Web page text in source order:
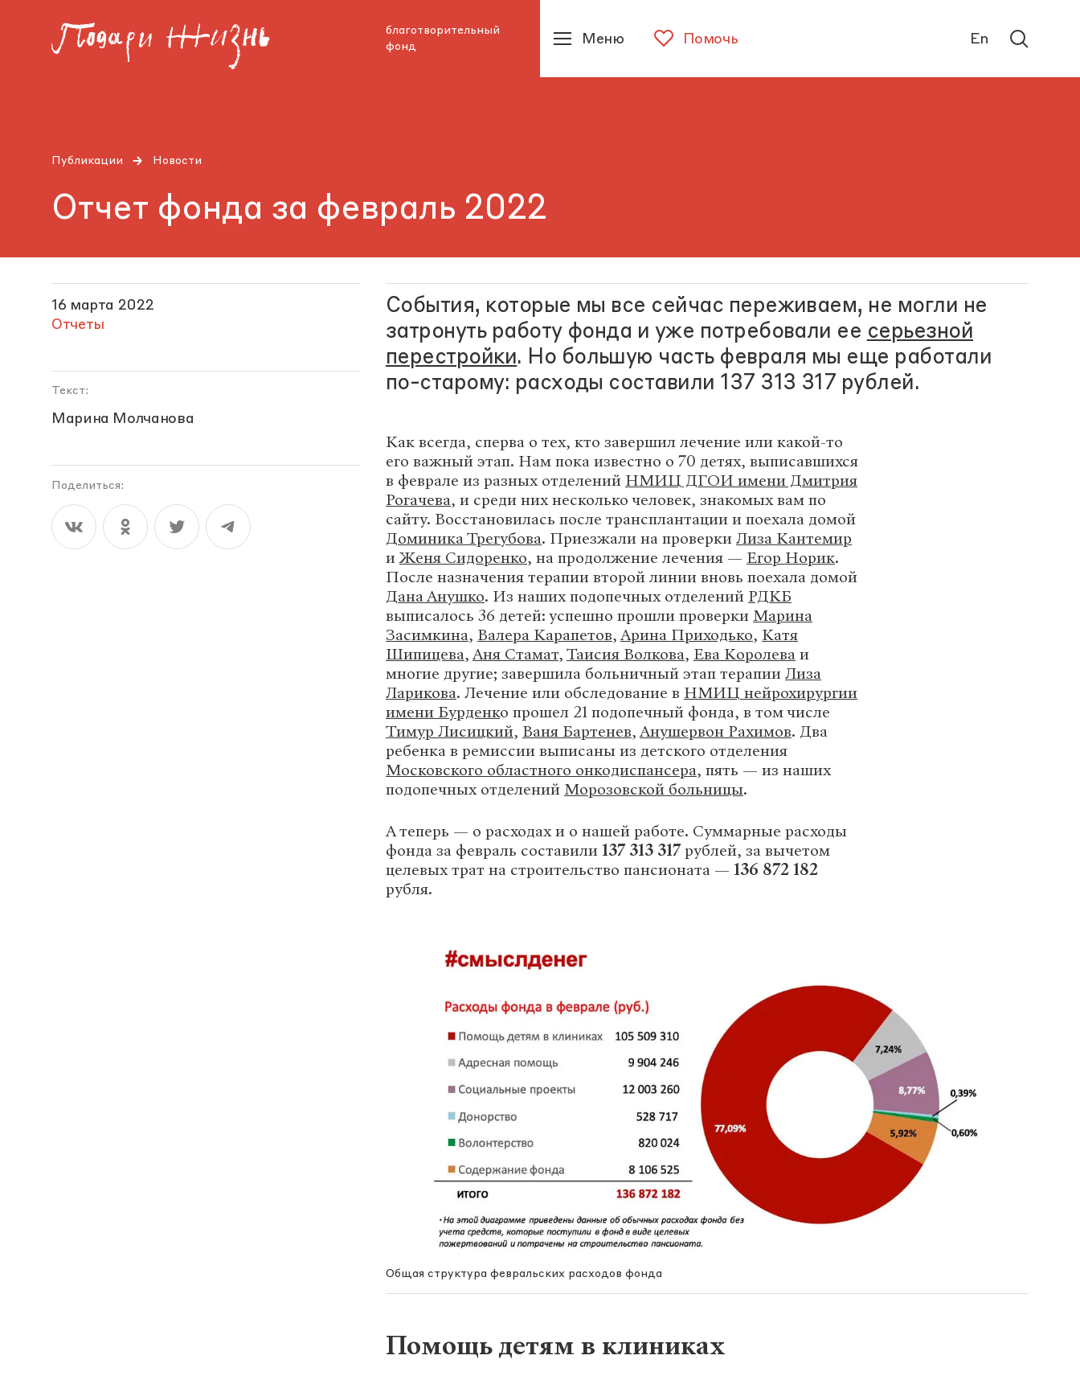
благотворительный
фонд
Помочь
Меню En
Публикации Новости
Отчет фонда за февраль 2022
16 марта 2022
Отчеты
Текст:
Марина Молчанова
Поделиться:
События, которые мы все сейчас переживаем, не могли не
затронуть работу фонда и уже потребовали ее серьезной
перестройки. Но большую часть февраля мы еще работали
по-старому: расходы составили 137 313 317 рублей.
Как всегда, сперва о тех, кто завершил лечение или какой-то
его важный этап. Нам пока известно о 70 детях, выписавшихся
в феврале из разных отделений НМИЦ ДГОИ имени Дмитрия
Рогачева, и среди них несколько человек, знакомых вам по
сайту. Восстановилась после трансплантации и поехала домой
Доминика Трегубова. Приезжали на проверкиЛиза Кантемир
иЖеня Сидоренко, на продолжение лечения — Егор Норик.
После назначения терапии второй линии вновь поехала домой
Дана Анушко. Из наших подопечных отделений РДКБ
выписалось 36 детей: успешно прошли проверки Марина
Засимкина, Валера Карапетов,Арина Приходько, Катя
Шипицева,Аня Стамат,Таисия Волкова, Ева Королеваи
многие другие; завершила больничный этап терапииЛиза
Ларикова. Лечение или обследование в НМИЦ нейрохирургии
имени Бурденко прошел 21 подопечный фонда, в том числе
Тимур Лисицкий, Ваня Бартенев,Анушервон Рахимов. Два
ребенка в ремиссии выписаны из детского отделения
Московского областного онкодиспансера, пять — из наших
подопечных отделений Морозовской больницы.
А теперь — о расходах и о нашей работе. Суммарные расходы
фонда за февраль составили137 313 317рублей, за вычетом
целевых трат на строительство пансионата — 136 872182
рубля.
Общая структура февральских расходов фонда
Помощь детям в клиниках